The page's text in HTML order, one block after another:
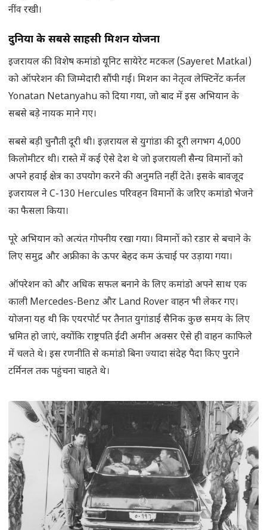
नींव रखी।
दुनिया के सबसे साहसी मिशन योजना
इजरायल की विशेष कमांडो यूनिट सायेरेट मटकल (Sayeret Matkal)
को ऑपरेशन की जिम्मेदारी सौंपी गई। मिशन का नेतृत्व लेफ्टिनेंट कर्नल
Yonatan Netanyahu को दिया गया, जो बाद में इस अभियान के
सबसे बड़े नायक माने गए।
सबसे बड़ी चुनौती दूरी थी। इज़रायल से युगांडा की दूरी लगभग 4,000
किलोमीटर थी। रास्ते में कई ऐसे देश थे जो इजरायली सैन्य विमानों को
अपने हवाई क्षेत्र का उपयोग करने की अनुमति नहीं देते। इसके बावजूद
इजरायल ने C-130 Hercules परिवहन विमानों के जरिए कमांडो भेजने
का फैसला किया।
पूरे अभियान को अत्यंत गोपनीय रखा गया। विमानों को रडार से बचाने के
लिए समुद्र और अफ्रीका के ऊपर बेहद कम ऊंचाई पर उड़ाया गया।
ऑपरेशन को और अधिक सफल बनाने के लिए कमांडो अपने साथ एक
काली Mercedes-Benz और Land Rover वाहन भी लेकर गए।
योजना यह थी कि एयरपोर्ट पर तैनात युगांडाई सैनिक कुछ समय के लिए
भ्रमित हो जाएं, क्योंकि राष्ट्रपति ईदी अमीन अक्सर ऐसे ही वाहन काफिले
में चलते थे। इस रणनीति से कमांडो बिना ज्यादा संदेह पैदा किए पुराने
टर्मिनल तक पहुंचना चाहते थे।